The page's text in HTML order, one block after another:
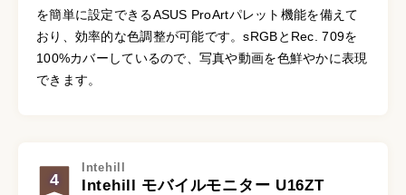
を簡単に設定できるASUS ProArtパレット機能を備えて
おり、効率的な色調整が可能です。sRGBとRec. 709を
100%カバーしているので、写真や動画を色鮮やかに表現
できます。
4
Intehill
Intehill モバイルモニター U16ZT